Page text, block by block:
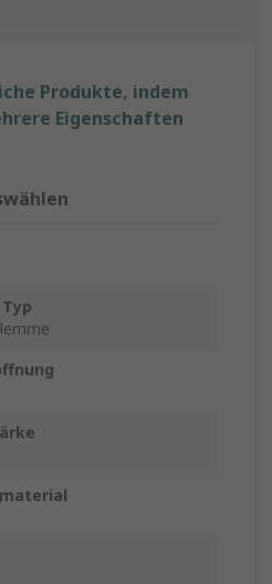
Produkte, indem
Eigenschaften